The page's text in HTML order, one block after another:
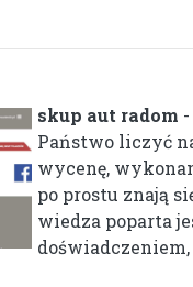
skup aut radom
Państwo liczyć
wycenę,
po prostu znają
wiedza poparta
doświadczeniem,